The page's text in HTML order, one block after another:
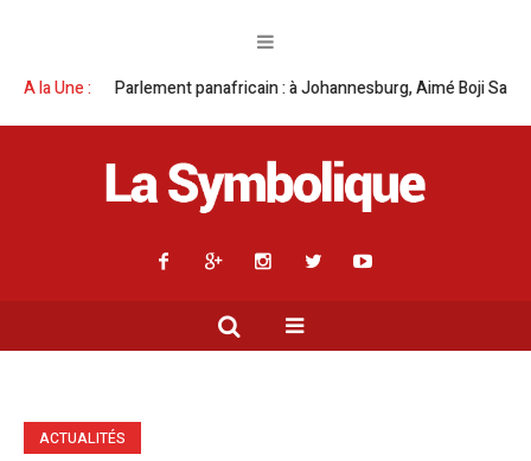
A la Une :
à Johannesburg, Aimé Boji Sangara multiplie les plaidoyers en faveur
ACTUALITÉS